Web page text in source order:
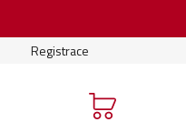
Podmínky soutěže
Registrace